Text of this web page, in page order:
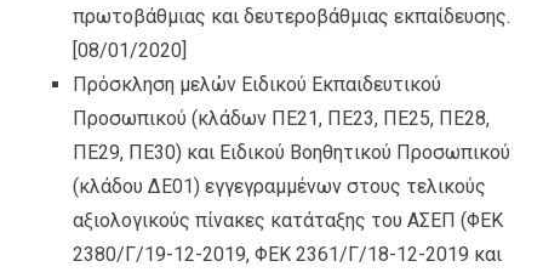
πρωτοβάθμιας και δευτεροβάθμιας εκπαίδευσης.
[08/01/2020]
Πρόσκληση μελών Ειδικού Εκπαιδευτικού
Προσωπικού (κλάδων ΠΕ21, ΠΕ23, ΠΕ25, ΠΕ28,
ΠΕ29, ΠΕ30) και Ειδικού Βοηθητικού Προσωπικού
(κλάδου ΔΕ01) εγγεγραμμένων στους τελικούς
αξιολογικούς πίνακες κατάταξης του ΑΣΕΠ (ΦΕΚ
2380/Γ/19-12-2019, ΦΕΚ 2361/Γ/18-12-2019 και